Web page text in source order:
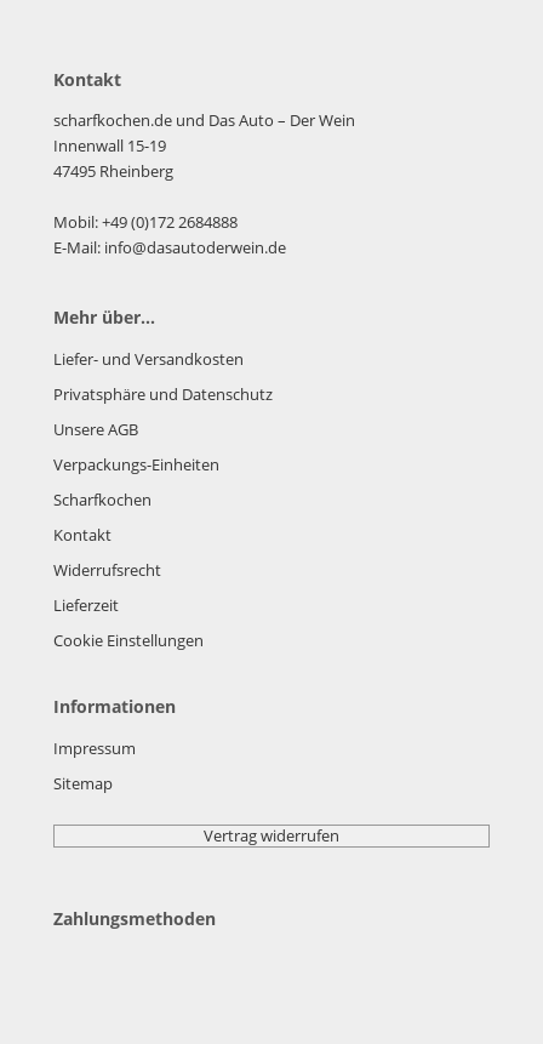
Kontakt
scharfkochen.de und Das Auto – Der Wein
Innenwall 15-19
47495 Rheinberg
Mobil: +49 (0)172 2684888
E-Mail: info@dasautoderwein.de
Mehr über...
Liefer- und Versandkosten
Privatsphäre und Datenschutz
Unsere AGB
Verpackungs-Einheiten
Scharfkochen
Kontakt
Widerrufsrecht
Lieferzeit
Cookie Einstellungen
Informationen
Impressum
Sitemap
Vertrag widerrufen
Zahlungsmethoden